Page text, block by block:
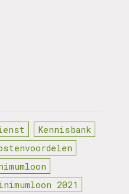
Kennisbank
2021